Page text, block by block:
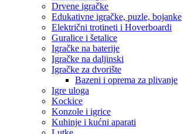
Drvene igračke
Edukativne igračke, puzle, bojanke
Električni trotineti i Hoverboardi
Guralice i šetalice
Igračke na baterije
Igračke na daljinski
‎Igračke za dvorište
Bazeni i oprema za plivanje
Igre uloga
Kockice
Konzole i igrice
Kuhinje i kućni aparati